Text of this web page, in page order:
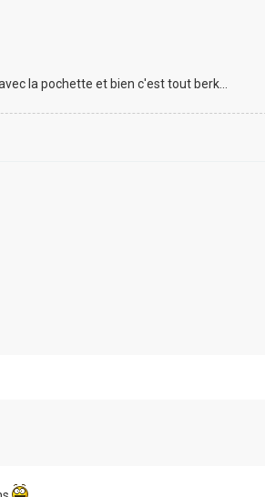
la pochette et bien c'est tout berk...